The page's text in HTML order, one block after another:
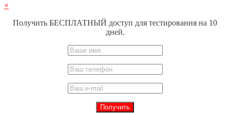
×
Получить БЕСПЛАТНЫЙ доступ для тестирования на 10
дней.